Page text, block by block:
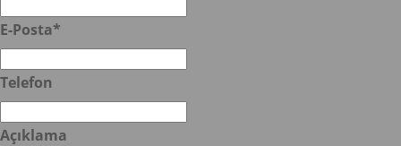
E-Posta*
Telefon
Açıklama